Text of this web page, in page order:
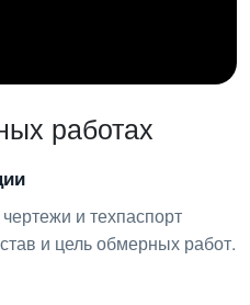
работах
и техпаспорт
и цель обмерных работ.